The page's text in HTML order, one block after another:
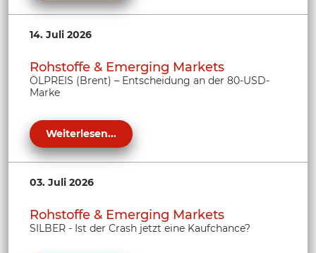
14. Juli 2026
Rohstoffe & Emerging Markets
ÖLPREIS (Brent) – Entscheidung an der 80-USD-
Marke
Weiterlesen...
03. Juli 2026
Rohstoffe & Emerging Markets
SILBER - Ist der Crash jetzt eine Kaufchance?